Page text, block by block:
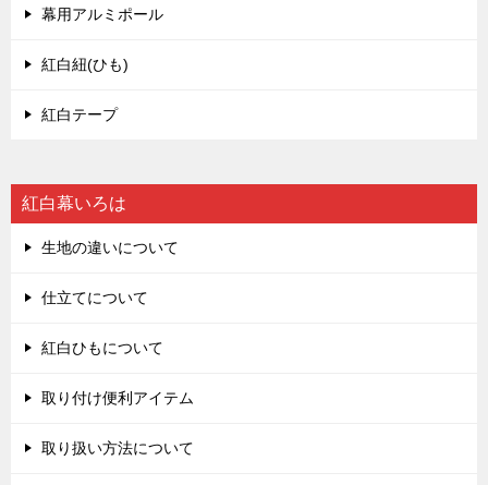
幕用アルミポール
紅白紐(ひも)
紅白テープ
紅白幕いろは
生地の違いについて
仕立てについて
紅白ひもについて
取り付け便利アイテム
取り扱い方法について